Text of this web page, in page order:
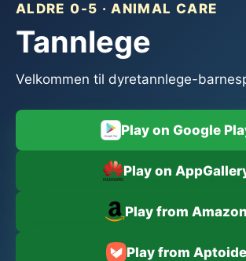
ALDRE 0-5 · ANIMAL CARE
Tannlege
Velkommen til dyretannlege-
Play on Google
Play on
Play from Amazon
Play from Aptoide